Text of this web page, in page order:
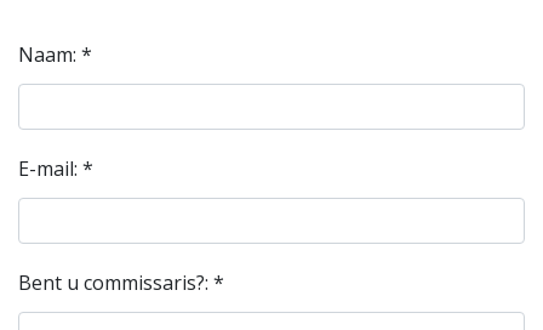
Naam: *
E-mail: *
Bent u commissaris?: *